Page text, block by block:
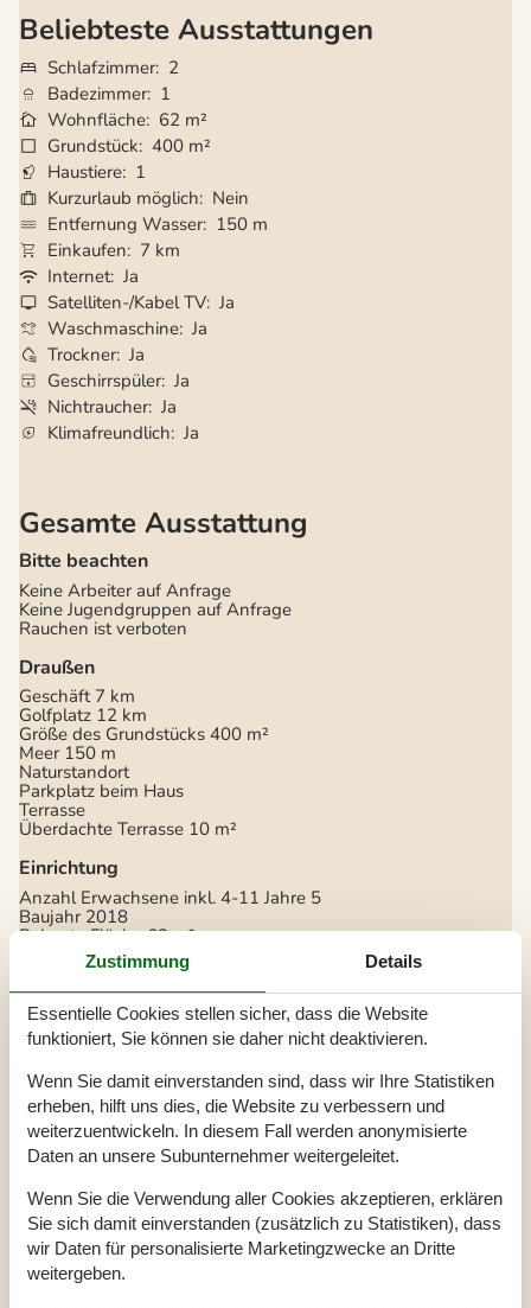
Beliebteste Ausstattungen
Schlafzimmer 2
Badezimmer 1
Wohnfläche 62 m²
Grundstück 400 m²
Haustiere 1
Kurzurlaub möglich
Nein
Entfernung Wasser 150 m
Einkaufen
7 km
Internet Ja
Satelliten-/Kabel TV Ja
Waschmaschine Ja
Trockner Ja
Geschirrspüler Ja
Nichtraucher Ja
Klimafreundlich Ja
Gesamte Ausstattung
Bitte beachten
Keine Arbeiter auf Anfrage
Keine Jugendgruppen auf Anfrage
Rauchen ist verboten
Draußen
Geschäft 7 km
Golfplatz 12 km
Größe des Grundstücks 400 m²
Meer 150 m
Naturstandort
Parkplatz beim Haus
Terrasse
Überdachte Terrasse 10 m²
Einrichtung
Anzahl Erwachsene inkl. 4-11 Jahre 5
Baujahr 2018
Bebaute Fläche 62 m²
Ferienhaus
Fußbodenheizung
Gefrierkapazität (Anzahl Liter) 60
Haustiere 1
Hochstuhl 1
Waschmaschine 1
Wärmepumpe Luft zu Luft
Wäschetrockner 1
Küche
Heißluftofen 1
Kühlschrank 1
Spülmaschine 1
Multimedien
Zustimmung Details
Essentielle Cookies stellen sicher, dass die Website
funktioniert, Sie können sie daher nicht deaktivieren.
Wenn Sie damit einverstanden sind, dass wir Ihre Statistiken
erheben, hilft uns dies, die Website zu verbessern und
weiterzuentwickeln. In diesem Fall werden anonymisierte
Daten an unsere Subunternehmer weitergeleitet.
Wenn Sie die Verwendung aller Cookies akzeptieren, erklären
Sie sich damit einverstanden (zusätzlich zu Statistiken), dass
wir Daten für personalisierte Marketingzwecke an Dritte
weitergeben.